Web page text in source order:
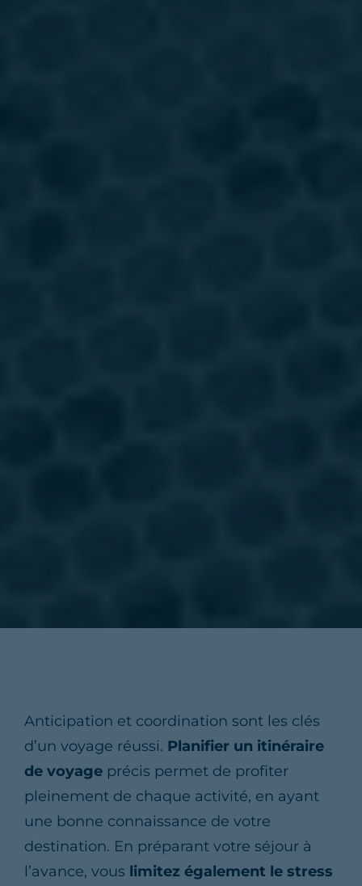
Anticipation et coordination sont les clés
d’un voyage réussi. Planifier un itinéraire
de voyage précis permet de profiter
pleinement de chaque activité, en ayant
une bonne connaissance de votre
destination. En préparant votre séjour à
l’avance, vous limitez également le stress